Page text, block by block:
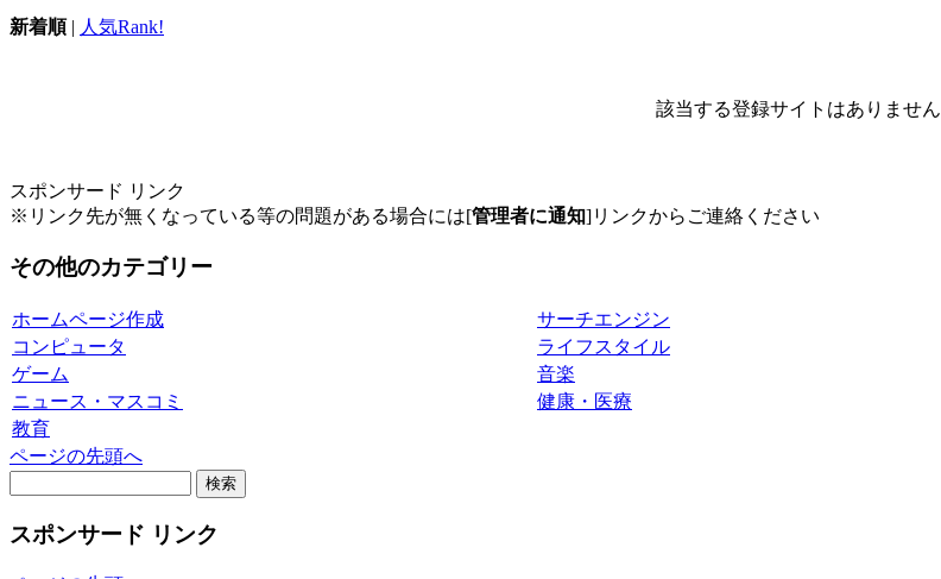
新着順| 人気Rank!
該当する登録サイトはありません
スポンサード リンク
※リンク先が無くなっている等の問題がある場合には[管理者に通知]リンクからご連絡ください
その他のカテゴリー
ホームページ作成 サーチエンジン
コンピュータ
ライフスタイル
ゲーム
音楽
ニュース・マスコミ
健康・医療
教育
ページの先頭へ
スポンサード リンク